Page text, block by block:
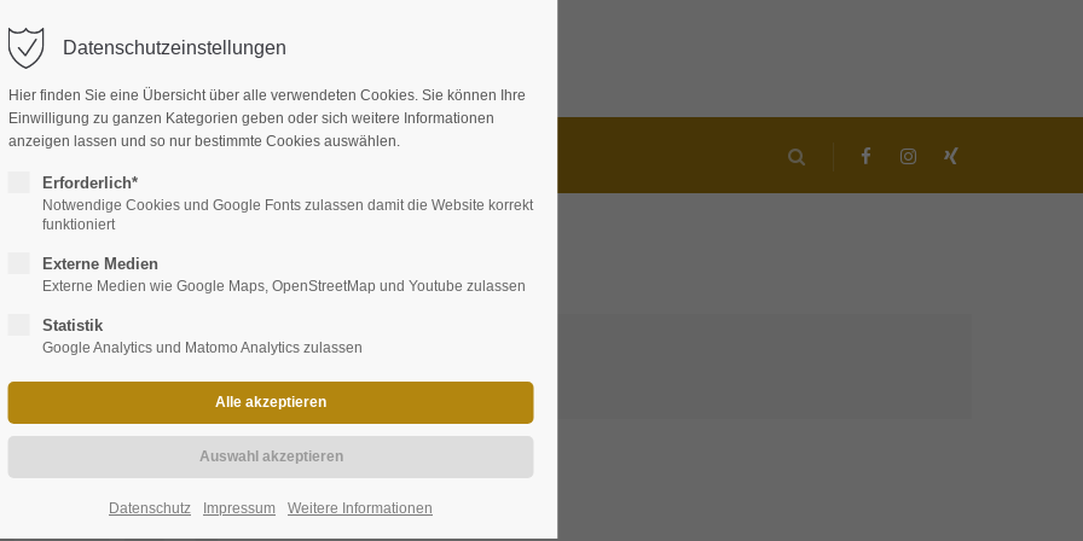
EVENTS
0)
Datenschutzeinstellungen
Hier finden Sie eine Übersicht über alle verwendeten Cookies. Sie können Ihre
Einwilligung zu ganzen Kategorien geben oder sich weitere Informationen
anzeigen lassen und so nur bestimmte Cookies auswählen.
Erforderlich*
Notwendige Cookies und Google Fonts zulassen damit die Website korrekt
funktioniert
Externe Medien
Externe Medien wie Google Maps, OpenStreetMap und Youtube zulassen
Statistik
Google Analytics und Matomo Analytics zulassen
Datenschutz Impressum Weitere Informationen